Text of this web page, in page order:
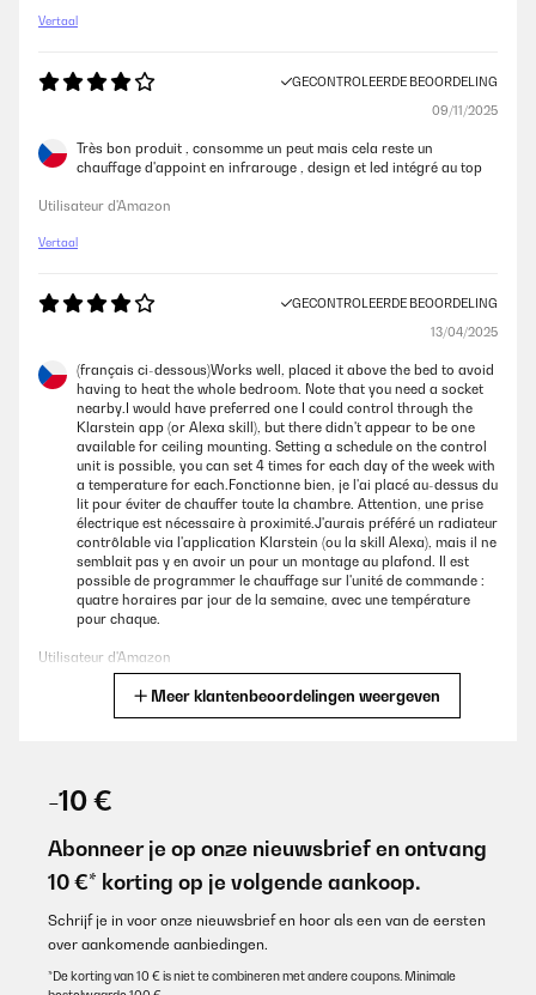
Vertaal
GECONTROLEERDE BEOORDELING
09/11/2025
Très bon produit , consomme un peut mais cela reste un
chauffage d'appoint en infrarouge , design et led intégré au top
Utilisateur d'Amazon
Vertaal
GECONTROLEERDE BEOORDELING
13/04/2025
(français ci-dessous)Works well, placed it above the bed to avoid
having to heat the whole bedroom. Note that you need a socket
nearby.I would have preferred one I could control through the
Klarstein app (or Alexa skill), but there didn't appear to be one
available for ceiling mounting. Setting a schedule on the control
unit is possible, you can set 4 times for each day of the week with
a temperature for each.Fonctionne bien, je l'ai placé au-dessus du
lit pour éviter de chauffer toute la chambre. Attention, une prise
électrique est nécessaire à proximité.J'aurais préféré un radiateur
contrôlable via l'application Klarstein (ou la skill Alexa), mais il ne
semblait pas y en avoir un pour un montage au plafond. Il est
possible de programmer le chauffage sur l'unité de commande :
quatre horaires par jour de la semaine, avec une température
pour chaque.
Utilisateur d'Amazon
marchait moyen et que ça prenait du temps à chauffer.Mais alors
pas du tout!Ça chauffe vite, et super pratique avec le thermostat
sans fil livré avec qui permet de le piloter soit manuellement soit
via une programmation personnalisable.Et cerise sur le gâteau,
non seulement c’est très facile à installer mais je n’avais pas
réalisé qu’il était avec un rétro-éclairage inclus! Trop beau!
Utilisateur d'Amazon
Meer klantenbeoordelingen weergeven
-10 €
Abonneer je op onze nieuwsbrief en ontvang
10 €* korting op je volgende aankoop.
Schrijf je in voor onze nieuwsbrief en hoor als een van de eersten
over aankomende aanbiedingen.
*De korting van 10 € is niet te combineren met andere coupons. Minimale